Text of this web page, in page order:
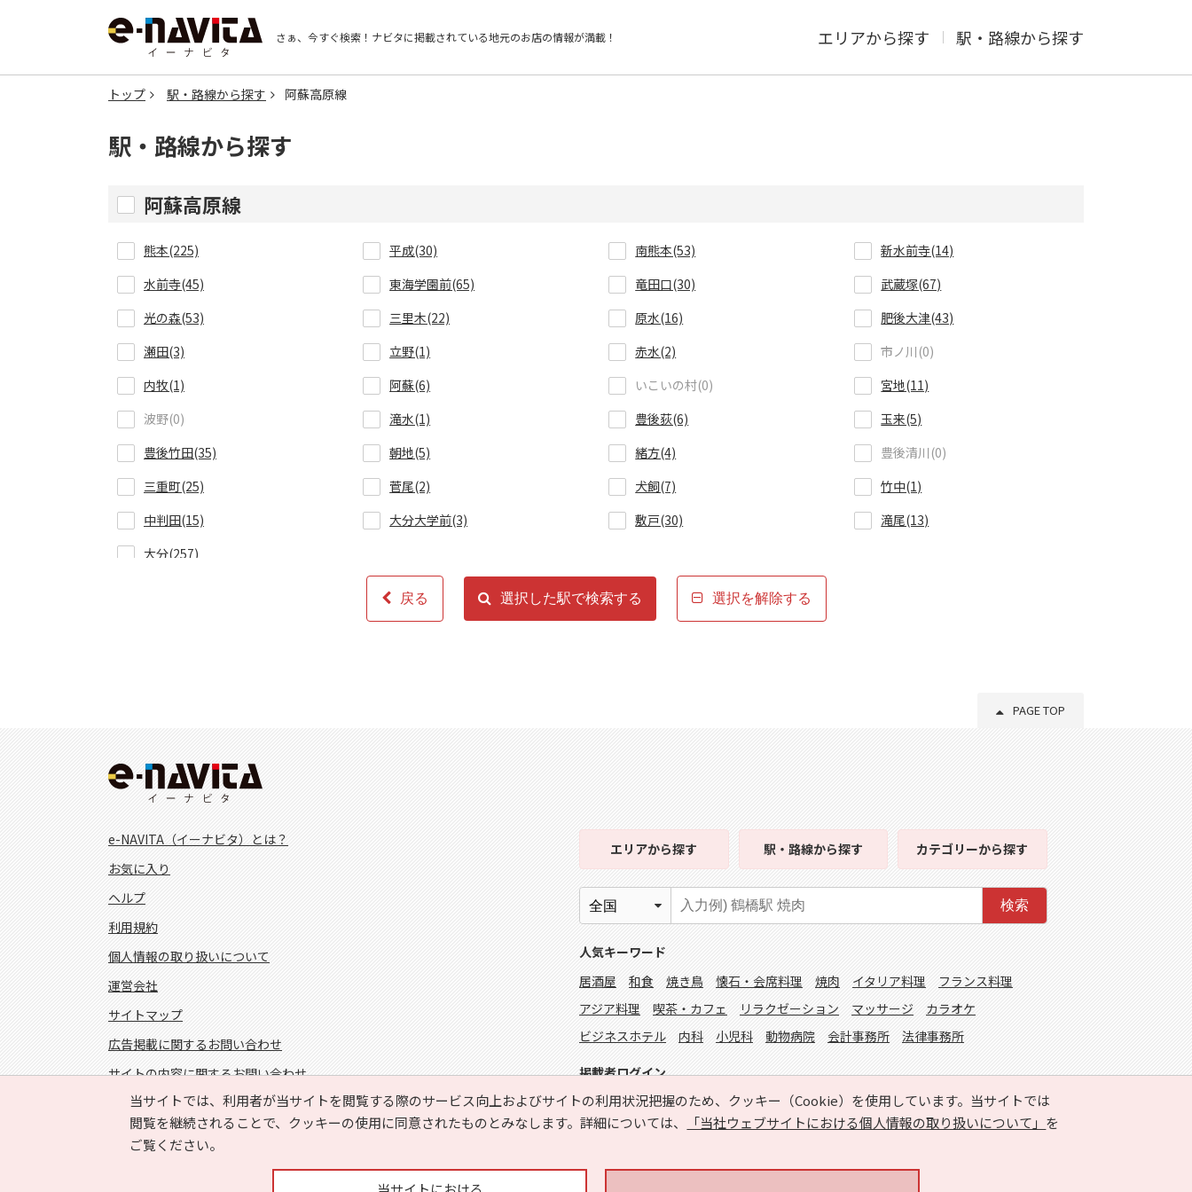
さぁ、今すぐ検索！ ナビタに掲載されている地元のお店の情報が満載！ エリアから探す 駅・路線から探す
トップ 駅・路線から探す 阿蘇高原線
駅・路線から探す
阿蘇高原線
熊本(225) 平成(30) 南熊本(53)
新水前寺(14)
水前寺(45)
東海学園前(65) 竜田口(30)
武蔵塚(67)
光の森(53)
三里木(22) 原水(16)
肥後大津(43)
瀬田(3)
立野(1) 赤水(2)
市ノ川(0)
内牧(1)
阿蘇(6) いこいの村(0)
宮地(11)
波野(0)
滝水(1) 豊後荻(6)
玉来(5)
豊後竹田(35)
朝地(5) 緒方(4)
豊後清川(0)
三重町(25)
菅尾(2) 犬飼(7)
竹中(1)
中判田(15)
大分大学前(3) 敷戸(30)
滝尾(13)
大分(257)
戻る 選択した駅で検索する 選択を解除する
PAGE TOP
当サイトでは、利用者が当サイトを閲覧する際のサービス向上およびサイトの利用状況把握のため、クッキー（Cookie）を使用しています。当サイトでは
閲覧を継続されることで、クッキーの使用に同意されたものとみなします。詳細については、
「当社ウェブサイトにおける個人情報の取り扱いについて」 を
ご覧ください。
e-NAVITA（イーナビタ）とは？
お気に入り
ヘルプ
利用規約
個人情報の取り扱いについて
運営会社
サイトマップ
広告掲載に関するお問い合わせ
サイトの内容に関するお問い合わせ
エリアから探す 駅・路線から探す カテゴリーから探す
検索
人気キーワード
居酒屋
和食 焼き鳥 懐石・会席料理 焼肉 イタリア料理
フランス料理
アジア料理
喫茶・カフェ リラクゼーション マッサージ
カラオケ
ビジネスホテル
内科 小児科 動物病院 会計事務所 法律事務所
掲載者ログイン
FOLLOW US!